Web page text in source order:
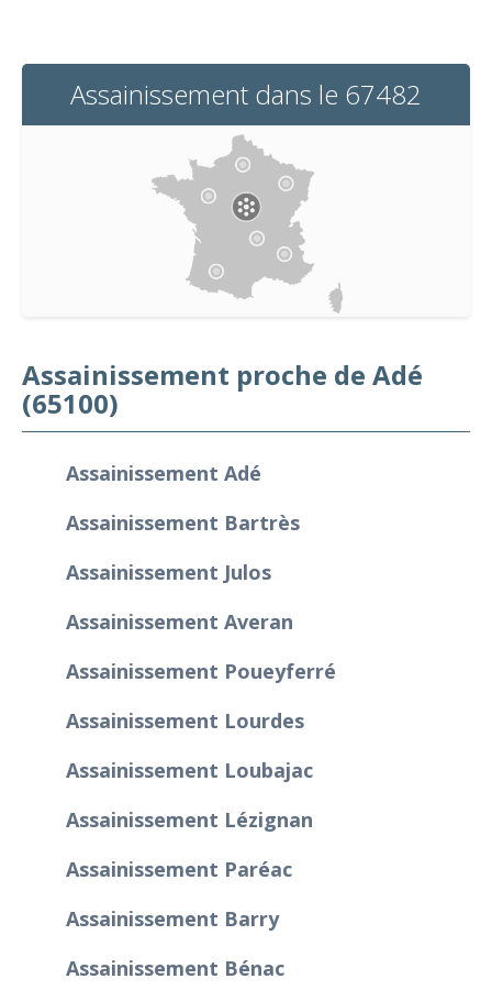
Assainissement dans le 67482
Assainissement proche de Adé
(65100)
Assainissement Adé
Assainissement Bartrès
Assainissement Julos
Assainissement Averan
Assainissement Poueyferré
Assainissement Lourdes
Assainissement Loubajac
Assainissement Lézignan
Assainissement Paréac
Assainissement Barry
Assainissement Bénac